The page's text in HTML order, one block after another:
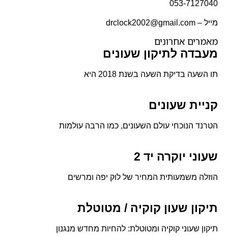
053-7127040
מייל – drclock2002@gmail.com
מאמרים אחרונים
מעבדה לתיקון שעונים
תו השעה בדיקת השעה בשנת 2018 היא
קניית שעונים
הטרנד הנוכחי עולם השעונים, כמו הרבה עולמות
שעוני יוקרה יד 2
הוזלה משמעותית המחיר של לוק יפה ומרשים
תיקון שעון קוקיה / מטוטלת
תיקון שעוני קוקיה ומטוטלת: להחיות מחדש מנגנון